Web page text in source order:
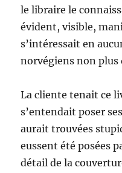
le libraire le
évident, visible,
s’intéressait en
norvégiens non plus
La cliente tenait ce
s’entendait poser
aurait trouvées
eussent été posées
détail de la